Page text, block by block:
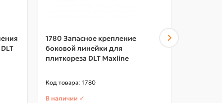
1780 Запасное крепление
боковой линейки для
плиткореза DLT Maxline
1780
В наличии ✓